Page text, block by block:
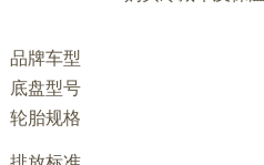
品牌车型
底盘型号
轮胎规格